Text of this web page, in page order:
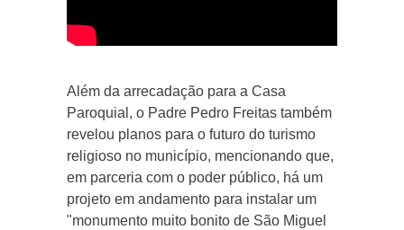
Além da arrecadação para a Casa
Paroquial, o Padre Pedro Freitas também
revelou planos para o futuro do turismo
religioso no município, mencionando que,
em parceria com o poder público, há um
projeto em andamento para instalar um
"monumento muito bonito de São Miguel